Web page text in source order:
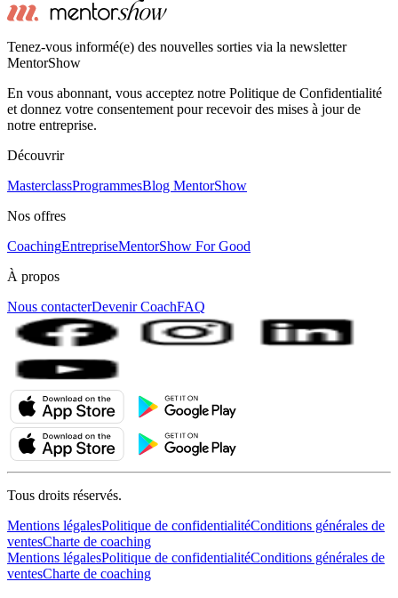
Tenez-vous informé(e) des nouvelles sorties via la newsletter
MentorShow
En vous abonnant, vous acceptez notre Politique de Confidentialité
et donnez votre consentement pour recevoir des mises à jour de
notre entreprise.
Découvrir
MasterclassProgrammesBlog MentorShow
Nos offres
CoachingEntrepriseMentorShow For Good
À propos
Nous contacterDevenir CoachFAQ
Tous droits réservés.
Mentions légalesPolitique de confidentialitéConditions générales de
ventesCharte de coaching
Mentions légalesPolitique de confidentialitéConditions générales de
ventesCharte de coaching